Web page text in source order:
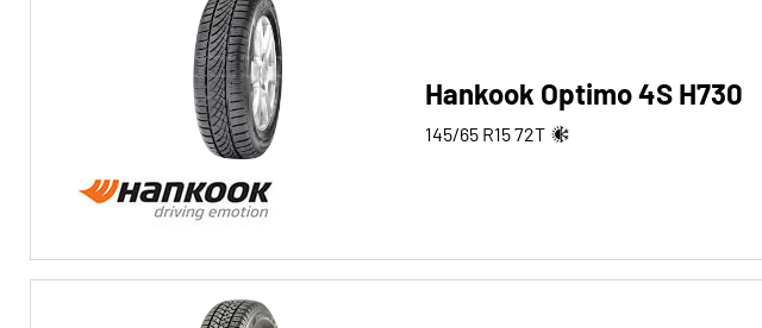
4x4/Offroad (0)
Transporter (0)
Wohnmobil (0)
Run-flat (0)
Keine Run-flat (39)
Hankook Optimo 4S H730
145/65 R1572T